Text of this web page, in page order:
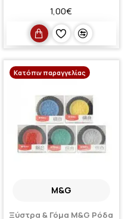
1,00€
Κατόπιν παραγγελίας
M&G
Ξύστρα & Γόμα Μ&G Ρόδα